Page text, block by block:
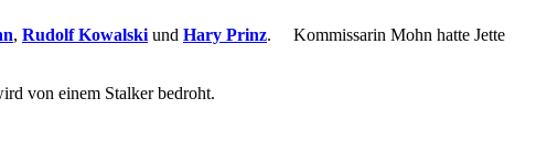
, Rudolf Kowalski und Hary Prinz. Kommissarin Mohn hatte Jette
von einem Stalker bedroht.